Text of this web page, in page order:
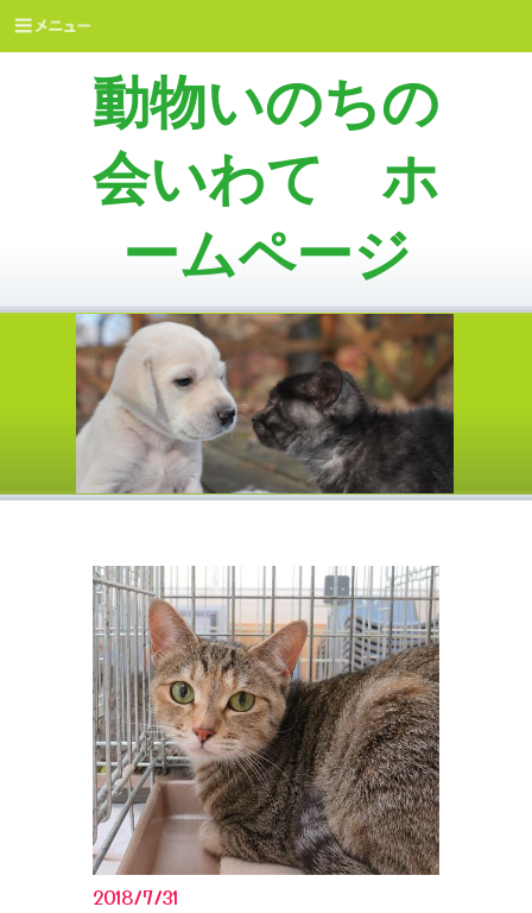
動物いのちの
会いわて ホ
ームページ
2018/7/31